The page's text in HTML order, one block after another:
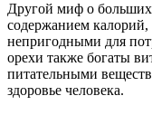
Другой миф о больших
содержанием
непригодными для
орехи также богаты
питательными
здоровье человека.